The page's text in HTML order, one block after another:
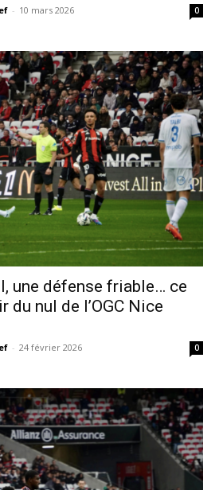
- 10 mars 2026 0
une défense friable… ce
du nul de l’OGC Nice
- 24 février 2026 0